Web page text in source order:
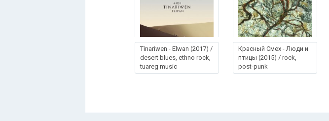
Тinаriwеn - Еlwаn (2017) /
desert blues, ethno rock,
tuareg music
Красный Смех - Люди и
птицы (2015) / rock,
post-punk